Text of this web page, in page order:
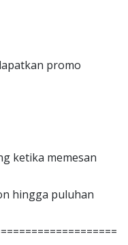
promo
ketika memesan
hingga puluhan